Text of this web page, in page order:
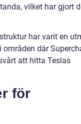
vilket har gjort
har varit en
där
att hitta Teslas
för